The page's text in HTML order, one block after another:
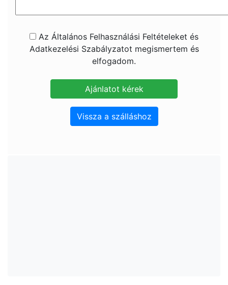
Az Általános Felhasználási Feltételeket és
Adatkezelési Szabályzatot megismertem és
elfogadom.
Vissza a szálláshoz